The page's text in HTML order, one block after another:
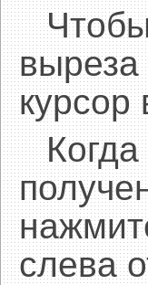
курсор
слева